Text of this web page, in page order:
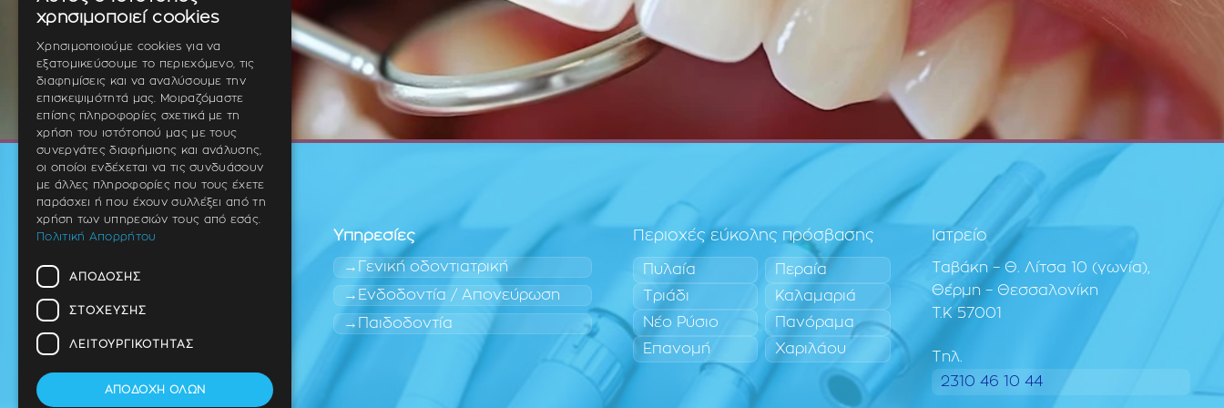
Οδοντίατρος Θέρμη (Ανατολική
Υπηρεσίες
Γενική οδοντιατρική
Ενδοδοντία / Απονεύρωση
Παιδοδοντία
Περιοχές εύκολης πρόσβασης
Πυλαία
Τριάδι
Νέο Ρύσιο
Επανομή
Περαία
Καλαμαριά
Πανόραμα
Χαριλάου
Ιατρείο
Ταβάκη – Θ. Λίτσα 10 (γωνία),
Θέρμη – Θεσσαλονίκη
T.K 57001
Τηλ.
2310 46 10 44
χρησιμοποιεί cookies
Χρησιμοποιούμε cookies για να
εξατομικεύσουμε το περιεχόμενο, τις
διαφημίσεις και να αναλύσουμε την
επισκεψιμότητά μας. Μοιραζόμαστε
επίσης πληροφορίες σχετικά με τη
χρήση του ιστότοπού μας με τους
συνεργάτες διαφήμισης και ανάλυσης,
οι οποίοι ενδέχεται να τις συνδυάσουν
με άλλες πληροφορίες που τους έχετε
παράσχει ή που έχουν συλλέξει από τη
χρήση των υπηρεσιών τους από εσάς.
Πολιτική Απορρήτου
ΑΠΌΔΟΣΗΣ
ΣΤΌΧΕΥΣΗΣ
ΛΕΙΤΟΥΡΓΙΚΌΤΗΤΑΣ
ΑΠΟΔΟΧΉ ΌΛΩΝ